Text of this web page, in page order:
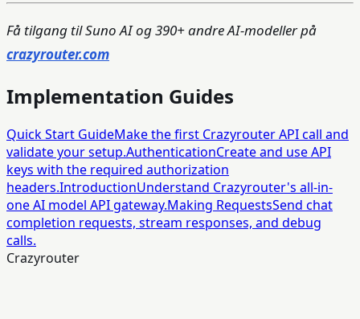
Få tilgang til Suno AI og 390+ andre AI-modeller på
crazyrouter.com
Implementation Guides
Quick Start GuideMake the first Crazyrouter API call and
validate your setup.AuthenticationCreate and use API
keys with the required authorization
headers.IntroductionUnderstand Crazyrouter's all-in-
one AI model API gateway.Making RequestsSend chat
completion requests, stream responses, and debug
calls.
Crazyrouter